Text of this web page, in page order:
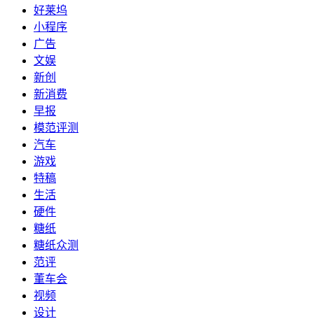
好莱坞
小程序
广告
文娱
新创
新消费
早报
模范评测
汽车
游戏
特稿
生活
硬件
糖纸
糖纸众测
范评
董车会
视频
设计